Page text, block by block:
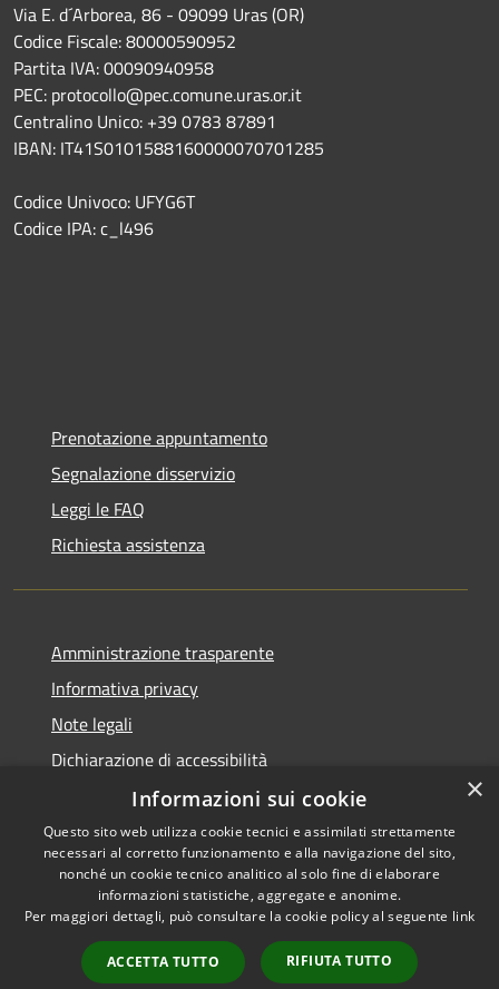
Via E. d´Arborea, 86 - 09099 Uras (OR)
Codice Fiscale: 80000590952
Partita IVA: 00090940958
PEC: protocollo@pec.comune.uras.or.it
Centralino Unico: +39 0783 87891
IBAN: IT41S0101588160000070701285
Codice Univoco: UFYG6T
Codice IPA: c_l496
Prenotazione appuntamento
Segnalazione disservizio
Leggi le FAQ
Richiesta assistenza
Amministrazione trasparente
Informativa privacy
Note legali
Dichiarazione di accessibilità
Accessibilità
Privacy
Mappa del sito
Copyright © 2026 • Comune di
Uras • Powered by
Municipium•Accesso
redazione
×
Informazioni sui cookie
Questo sito web utilizza cookie tecnici e assimilati strettamente
necessari al corretto funzionamento e alla navigazione del sito,
nonché un cookie tecnico analitico al solo fine di elaborare
informazioni statistiche, aggregate e anonime.
Per maggiori dettagli, può consultare la cookie policy al seguente link
ACCETTA TUTTO RIFIUTA TUTTO